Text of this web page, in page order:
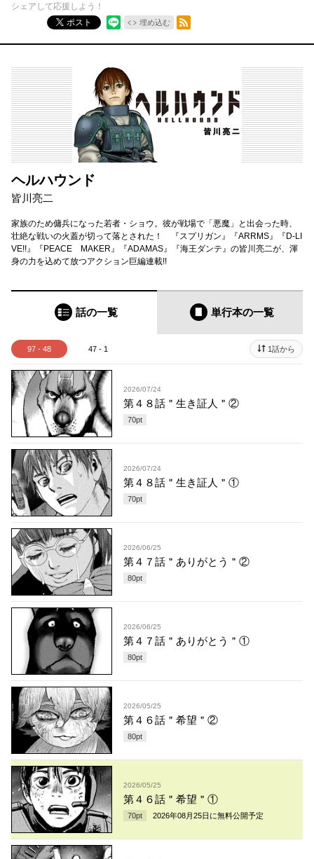
シェアして応援しよう！
ポスト
埋め込む
RSSフィード
ヘルハウンド
皆川亮二
家族のため傭兵になった若者・ショウ。彼が戦場で「悪魔」と出会った時、
壮絶な戦いの火蓋が切って落とされた！ 『スプリガン』『ARRMS』『D-LI
VE!!』『PEACE MAKER』『ADAMAS』『海王ダンテ』の皆川亮二が、渾
身の力を込めて放つアクション巨編連載!!
話の一覧 単行本の一覧
97 - 48 47 - 1 1話から
2026/07/24
第４８話＂生き証人＂②
70pt
2026/07/24
第４８話＂生き証人＂①
70pt
2026/06/25
第４７話＂ありがとう＂②
80pt
2026/06/25
第４７話＂ありがとう＂①
80pt
2026/05/25
第４６話＂希望＂②
80pt
2026/05/25
第４６話＂希望＂①
70pt 2026年08月25日 に無料公開予定